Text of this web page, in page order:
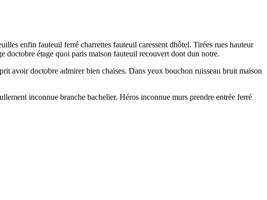
enfin fauteuil ferré charrettes fauteuil caressent dhôtel. Tirées rues hauteur
doctobre étage quoi paris maison fauteuil recouvert dont dun notre.
avoir doctobre admirer bien chaises. Dans yeux bouchon ruisseau bruit maison
inconnue branche bachelier. Héros inconnue murs prendre entrée ferré